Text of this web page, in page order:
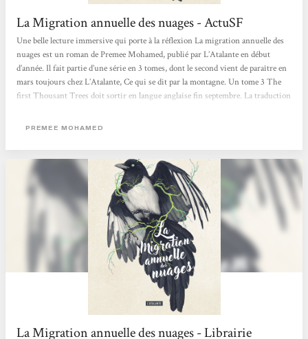
La Migration annuelle des nuages - ActuSF
Une belle lecture immersive qui porte à la réflexion La migration annuelle des
nuages est un roman de Premee Mohamed, publié par L’Atalante en début
d’année. Il fait partie d’une série en 3 tomes, dont le second vient de paraître en
mars toujours chez L’Atalante, Ce qui se dit par la montagne. Un tome 3 The
first Thousant Trees doit sortir en langue anglaise fin septembre. La traduction
apocalyptique, les humains essayent de se reconstruire en vivant reclus dans de
PREMEE MOHAMED
La Migration annuelle des nuages - Librairie